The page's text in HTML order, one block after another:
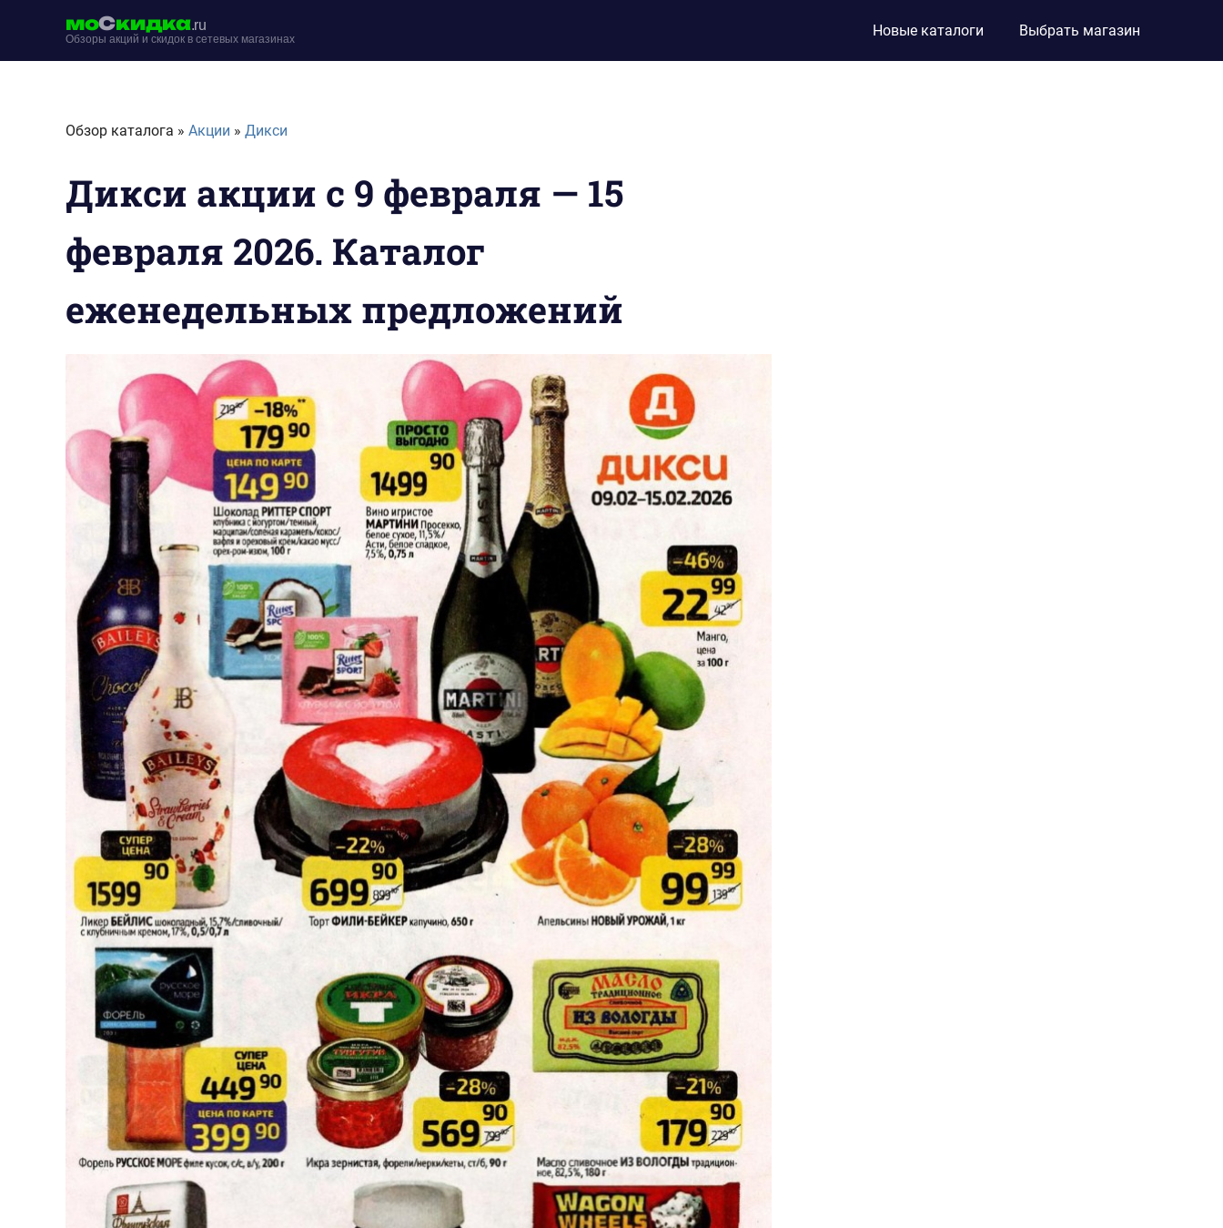
моСкидка.ru
Обзоры акций и скидок в сетевых магазинах
moskidka.ru
Новые каталоги Выбрать магазин
Обзор каталога » Акции » Дикси
Дикси акции с 9 февраля — 15
февраля 2026. Каталог
еженедельных предложений